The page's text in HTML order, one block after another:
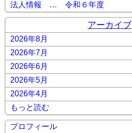
法人情報 … 令和６年度
アーカイブ
2026年8月
2026年7月
2026年6月
2026年5月
2026年4月
もっと読む
プロフィール